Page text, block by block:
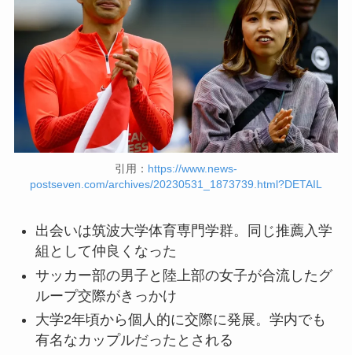
引用： https://www.news-
postseven.com/archives/20230531_1873739.html?DETAIL
出会いは筑波大学体育専門学群。同じ推薦入学
組として仲良くなった
サッカー部の男子と陸上部の女子が合流したグ
ループ交際がきっかけ
大学2年頃から個人的に交際に発展。学内でも
有名なカップルだったとされる